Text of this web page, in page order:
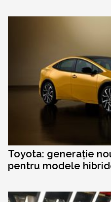
Toyota: generație
pentru modele